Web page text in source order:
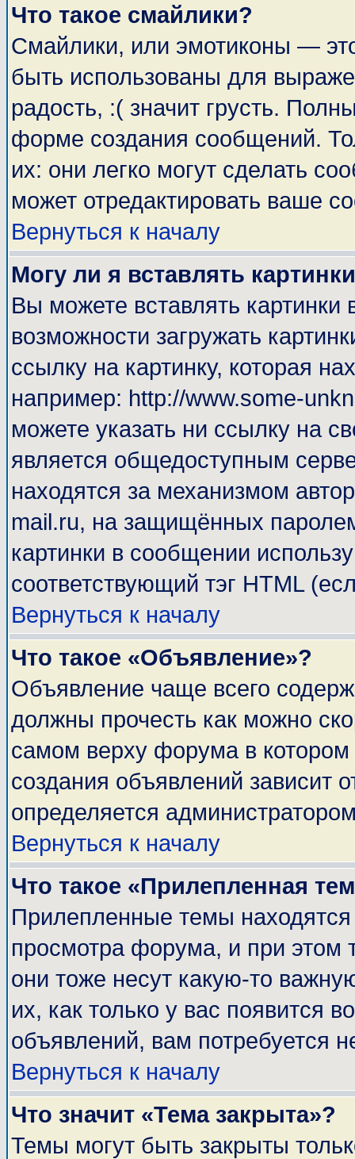
Что такое смайлики?
Смайлики, или эмотиконы —
быть использованы для
радость, :( значит грусть.
форме создания сообщений.
их: они легко могут сделать
может отредактировать ваше
Вернуться к началу
Могу ли я вставлять
Вы можете вставлять
возможности загружать
ссылку на картинку, которая
например: http://www.some-
можете указать ни ссылку на
является общедоступным
находятся за механизмом
mail.ru, на защищённых
картинки в сообщении
соответствующий тэг HTML
Вернуться к началу
Что такое «Объявление»?
Объявление чаще всего
должны прочесть как можно
самом верху форума в
создания объявлений зависит
определяется
Вернуться к началу
Что такое «Прилепленная
Прилепленные темы
просмотра форума, и при этом
они тоже несут какую-то
их, как только у вас появится
объявлений, вам потребуется
Вернуться к началу
Что значит «Тема закрыта»?
Темы могут быть закрыты